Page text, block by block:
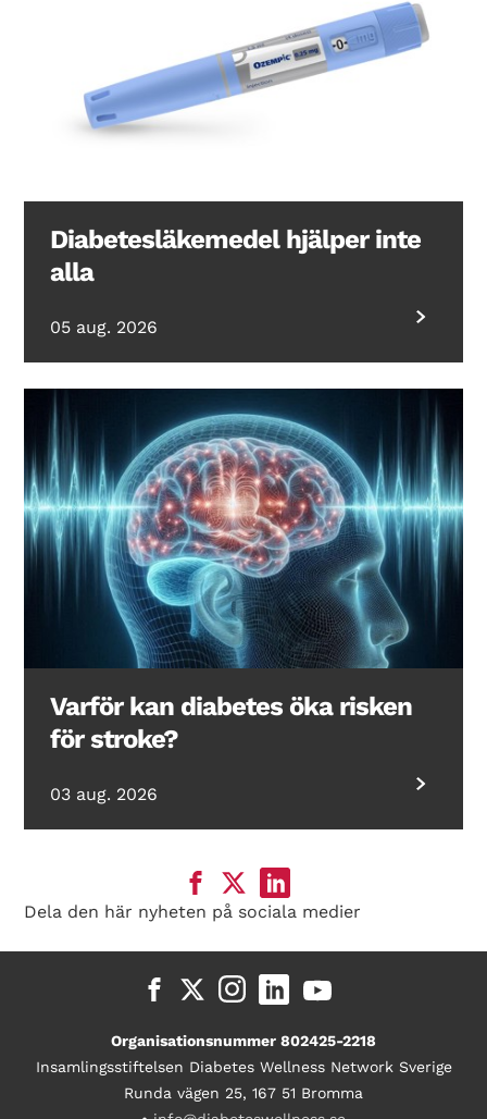
Diabetesläkemedel hjälper inte
alla
05 aug. 2026
Varför kan diabetes öka risken
för stroke?
03 aug. 2026
Dela den här nyheten på sociala medier
Organisationsnummer 802425-2218
Insamlingsstiftelsen Diabetes Wellness Network Sverige
Runda vägen 25, 167 51 Bromma